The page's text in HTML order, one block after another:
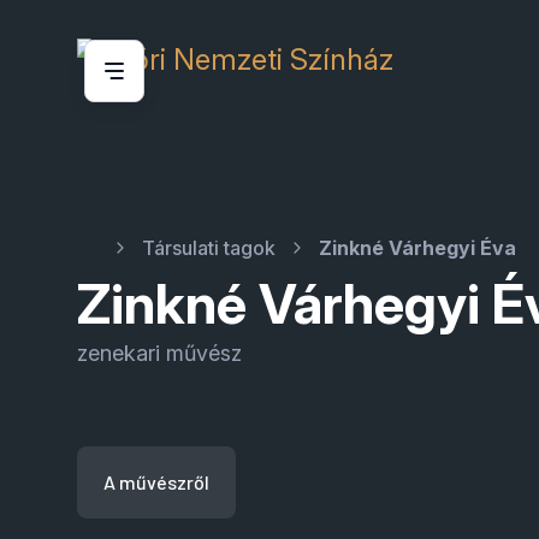
Társulati tagok Zinkné Várhegyi Éva
Zinkné Várhegyi
zenekari művész
A művészről